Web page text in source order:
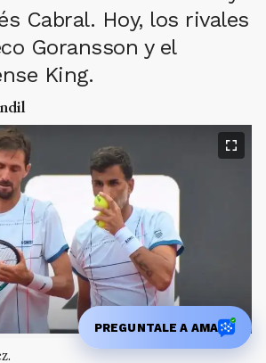
Cabral. Hoy, los rivales
Goransson y el
King.
PREGUNTALE A AMA